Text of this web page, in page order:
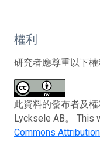
權利
研究者應尊重以下權
此資料的發布者及
Lycksele AB。 This
Commons